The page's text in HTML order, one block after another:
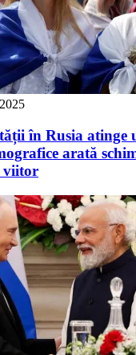
în Rusia atinge
arată
viitor